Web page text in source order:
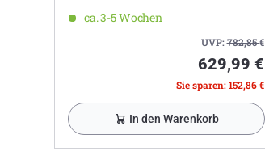
ca. 3-5 Wochen
UVP:782,85€
629,99 €
Sie sparen: 152,86 €
In den Warenkorb